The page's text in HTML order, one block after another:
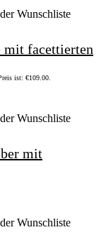
Wunschliste
mit facettierten
ist: €109.00.
Wunschliste
mit
Wunschliste